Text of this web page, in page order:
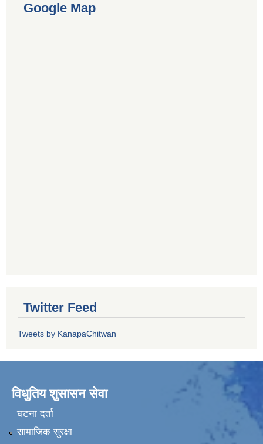
Google Map
Twitter Feed
Tweets by KanapaChitwan
विधुतिय शुसासन सेवा
घटना दर्ता
सामाजिक सुरक्षा